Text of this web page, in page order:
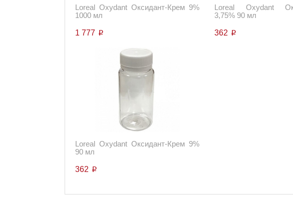
Loreal Oxydant Оксидант-Крем 9%
1000 мл
1 777 p
Loreal Oxydant
3,75% 90 мл
362 p
Loreal Oxydant Оксидант-Крем 9%
90 мл
362 p